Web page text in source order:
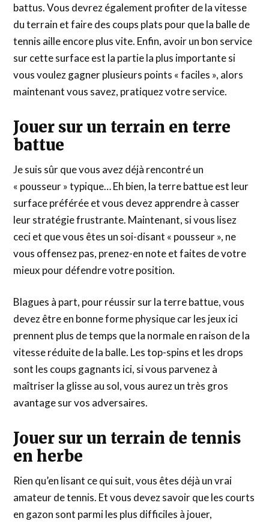
battus. Vous devrez également profiter de la vitesse
du terrain et faire des coups plats pour que la balle de
tennis aille encore plus vite. Enfin, avoir un bon service
sur cette surface est la partie la plus importante si
vous voulez gagner plusieurs points « faciles », alors
maintenant vous savez, pratiquez votre service.
Jouer sur un terrain en terre
battue
Je suis sûr que vous avez déjà rencontré un
« pousseur » typique… Eh bien, la terre battue est leur
surface préférée et vous devez apprendre à casser
leur stratégie frustrante. Maintenant, si vous lisez
ceci et que vous êtes un soi-disant « pousseur », ne
vous offensez pas, prenez-en note et faites de votre
mieux pour défendre votre position.
Blagues à part, pour réussir sur la terre battue, vous
devez être en bonne forme physique car les jeux ici
prennent plus de temps que la normale en raison de la
vitesse réduite de la balle. Les top-spins et les drops
sont les coups gagnants ici, si vous parvenez à
maîtriser la glisse au sol, vous aurez un très gros
avantage sur vos adversaires.
Jouer sur un terrain de tennis
en herbe
Rien qu’en lisant ce qui suit, vous êtes déjà un vrai
amateur de tennis. Et vous devez savoir que les courts
en gazon sont parmi les plus difficiles à jouer,